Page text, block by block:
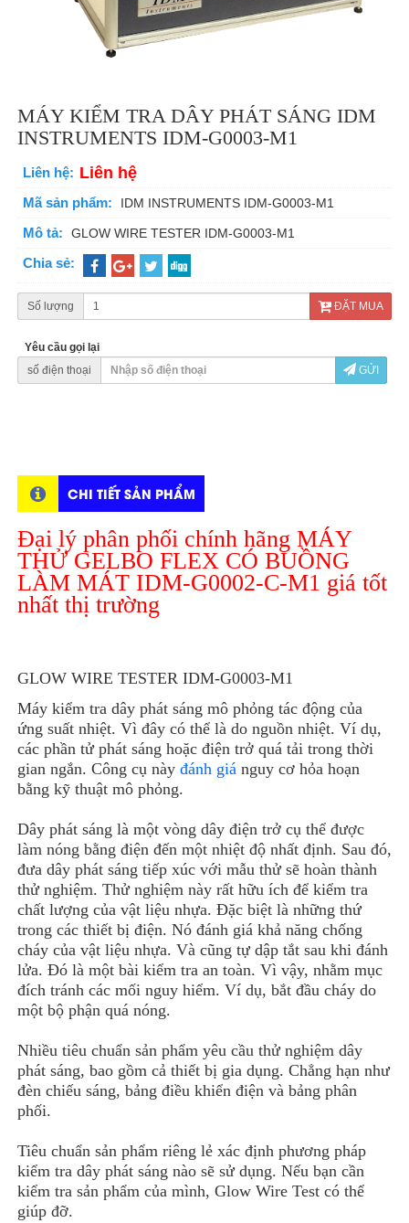
MÁY KIỂM TRA DÂY PHÁT SÁNG IDM
INSTRUMENTS IDM-G0003-M1
Liên hệ: Liên hệ
Mã sản phẩm: IDM INSTRUMENTS IDM-G0003-M1
Mô tả: GLOW WIRE TESTER IDM-G0003-M1
Chia sẻ:
Số lượng ĐẶT MUA
Yêu cầu gọi lại
số điện thoại
GỬI
CHI TIẾT SẢN PHẨM
Đại lý phân phối chính hãng MÁY
THỬ GELBO FLEX CÓ BUỒNG
LÀM MÁT IDM-G0002-C-M1 giá tốt
nhất thị trường
GLOW WIRE TESTER IDM-G0003-M1
Máy kiểm tra dây phát sáng mô phỏng tác động của
ứng suất nhiệt. Vì đây có thể là do nguồn nhiệt. Ví dụ,
các phần tử phát sáng hoặc điện trở quá tải trong thời
gian ngắn. Công cụ này đánh giánguy cơ hỏa hoạn
bằng kỹ thuật mô phỏng.
Dây phát sáng là một vòng dây điện trở cụ thể được
làm nóng bằng điện đến một nhiệt độ nhất định. Sau đó,
đưa dây phát sáng tiếp xúc với mẫu thử sẽ hoàn thành
thử nghiệm. Thử nghiệm này rất hữu ích để kiểm tra
chất lượng của vật liệu nhựa. Đặc biệt là những thứ
trong các thiết bị điện. Nó đánh giá khả năng chống
cháy của vật liệu nhựa. Và cũng tự dập tắt sau khi đánh
lửa. Đó là một bài kiểm tra an toàn. Vì vậy, nhằm mục
đích tránh các mối nguy hiểm. Ví dụ, bắt đầu cháy do
một bộ phận quá nóng.
Nhiều tiêu chuẩn sản phẩm yêu cầu thử nghiệm dây
phát sáng, bao gồm cả thiết bị gia dụng. Chẳng hạn như
đèn chiếu sáng, bảng điều khiển điện và bảng phân
phối.
Tiêu chuẩn sản phẩm riêng lẻ xác định phương pháp
kiểm tra dây phát sáng nào sẽ sử dụng. Nếu bạn cần
kiểm tra sản phẩm của mình, Glow Wire Test có thể
giúp đỡ.